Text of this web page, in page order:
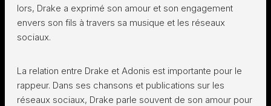
lors, Drake a exprimé son amour et son engagement
envers son fils à travers sa musique et les réseaux
sociaux.
La relation entre Drake et Adonis est importante pour le
rappeur. Dans ses chansons et publications sur les
réseaux sociaux, Drake parle souvent de son amour pour